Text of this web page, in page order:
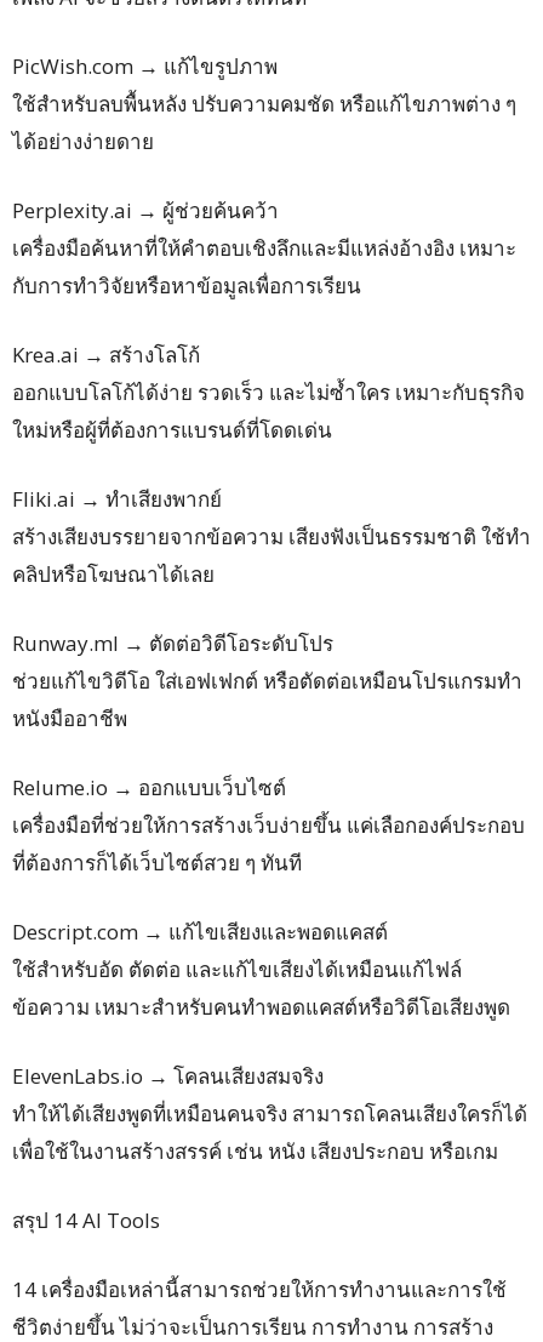
PicWish.com → แก้ไขรูปภาพ
ใช้สำหรับลบพื้นหลัง ปรับความคมชัด หรือแก้ไขภาพต่าง ๆ
ได้อย่างง่ายดาย
Perplexity.ai → ผู้ช่วยค้นคว้า
เครื่องมือค้นหาที่ให้คำตอบเชิงลึกและมีแหล่งอ้างอิง เหมาะ
กับการทำวิจัยหรือหาข้อมูลเพื่อการเรียน
Krea.ai → สร้างโลโก้
ออกแบบโลโก้ได้ง่าย รวดเร็ว และไม่ซ้ำใคร เหมาะกับธุรกิจ
ใหม่หรือผู้ที่ต้องการแบรนด์ที่โดดเด่น
Fliki.ai → ทำเสียงพากย์
สร้างเสียงบรรยายจากข้อความ เสียงฟังเป็นธรรมชาติ ใช้ทำ
คลิปหรือโฆษณาได้เลย
Runway.ml → ตัดต่อวิดีโอระดับโปร
ช่วยแก้ไขวิดีโอ ใส่เอฟเฟกต์ หรือตัดต่อเหมือนโปรแกรมทำ
หนังมืออาชีพ
Relume.io → ออกแบบเว็บไซต์
เครื่องมือที่ช่วยให้การสร้างเว็บง่ายขึ้น แค่เลือกองค์ประกอบ
ที่ต้องการก็ได้เว็บไซต์สวย ๆ ทันที
Descript.com → แก้ไขเสียงและพอดแคสต์
ใช้สำหรับอัด ตัดต่อ และแก้ไขเสียงได้เหมือนแก้ไฟล์
ข้อความ เหมาะสำหรับคนทำพอดแคสต์หรือวิดีโอเสียงพูด
ElevenLabs.io → โคลนเสียงสมจริง
ทำให้ได้เสียงพูดที่เหมือนคนจริง สามารถโคลนเสียงใครก็ได้
เพื่อใช้ในงานสร้างสรรค์ เช่น หนัง เสียงประกอบ หรือเกม
สรุป 14 AI Tools
14 เครื่องมือเหล่านี้สามารถช่วยให้การทำงานและการใช้
ชีวิตง่ายขึ้น ไม่ว่าจะเป็นการเรียน การทำงาน การสร้าง